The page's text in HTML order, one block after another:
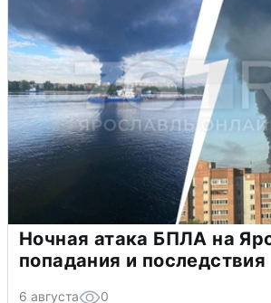
Ночная атака БПЛА на
попадания и последствия
6 августа 0